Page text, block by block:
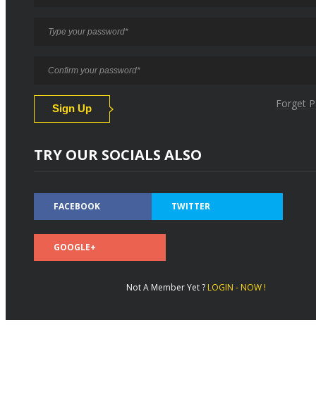
Forget
TRY OUR SOCIALS ALSO
FACEBOOK TWITTER
GOOGLE+
Not A Member Yet ? LOGIN - NOW !